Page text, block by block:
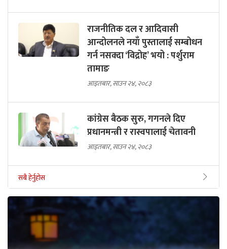
राजनीतिक दल र आदिवासी
आन्दोलनले नयाँ पुस्तालाई सम्बोधन
गर्न नसक्दा ‘विद्रोह’ भयो : पर्शुराम
तामाङ
आइतबार, साउन २४, २०८३
कांग्रेस बैठक सुरु, गगनले दिए
प्रधानमन्त्री र रास्वपालाई चेतावनी
आइतबार, साउन २४, २०८३
सबै हेर्नुहोस